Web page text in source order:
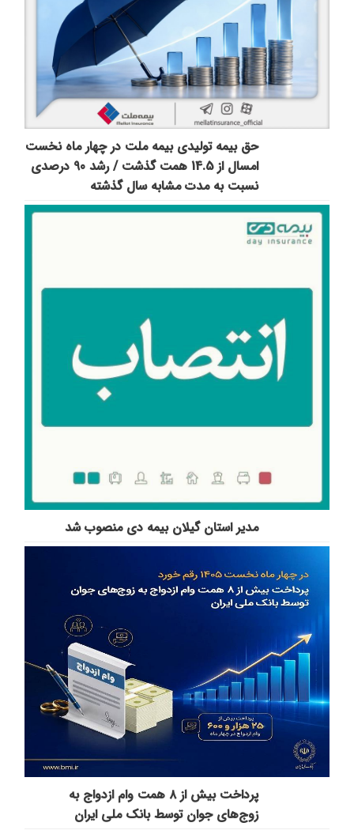
حق بیمه تولیدی بیمه ملت در چهار ماه نخست
امسال از 14.5 همت گذشت / رشد 90 درصدی
نسبت به مدت مشابه سال گذشته
مدیر استان گیلان بیمه دی منصوب شد
پرداخت بیش از ۸ همت وام ازدواج به
زوج‌های جوان توسط بانک ملی ایران